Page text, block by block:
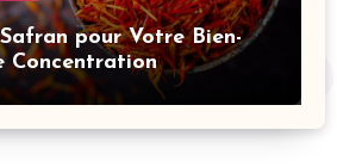
pour Votre Bien-
Concentration